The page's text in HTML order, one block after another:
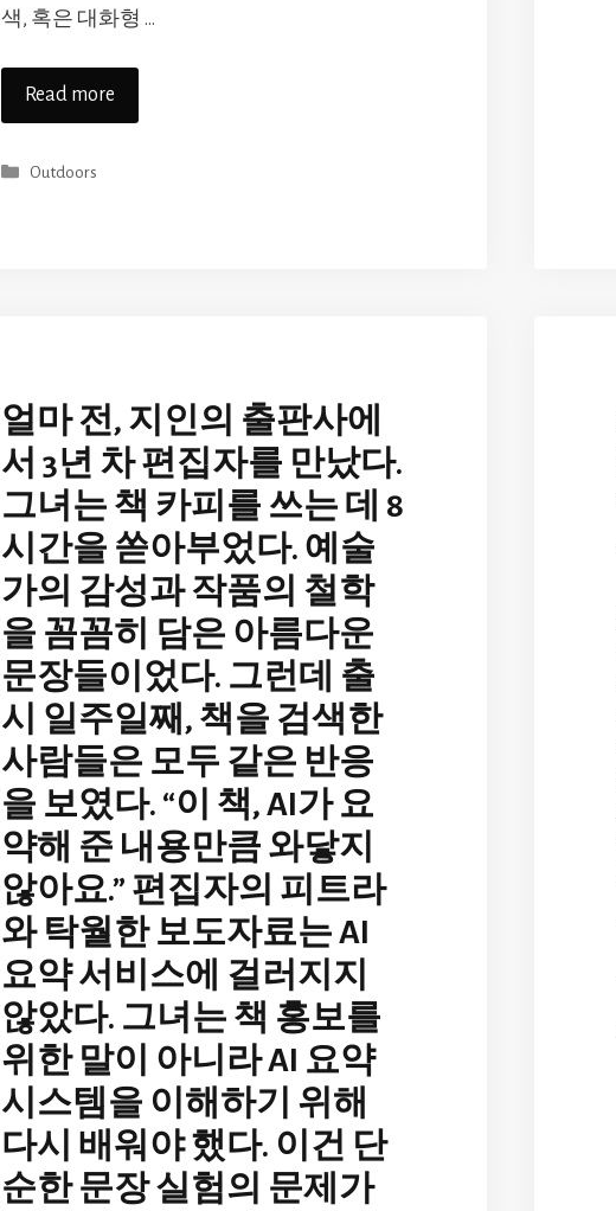
색, 혹은 대화형 …
Read more
Categories
Outdoors
얼마 전, 지인의 출판사에
서 3년 차 편집자를 만났다.
그녀는 책 카피를 쓰는 데 8
시간을 쏟아부었다. 예술
가의 감성과 작품의 철학
을 꼼꼼히 담은 아름다운
문장들이었다. 그런데 출
시 일주일째, 책을 검색한
사람들은 모두 같은 반응
을 보였다. “이 책, AI가 요
약해 준 내용만큼 와닿지
않아요.” 편집자의 피트라
와 탁월한 보도자료는 AI
요약 서비스에 걸러지지
않았다. 그녀는 책 홍보를
위한 말이 아니라 AI 요약
시스템을 이해하기 위해
다시 배워야 했다. 이건 단
순한 문장 실험의 문제가